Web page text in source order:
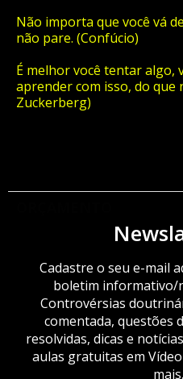
Não importa que você vá
não pare. (Confúcio)
É melhor você tentar algo,
aprender com isso, do que
Zuckerberg)
Cadastre o seu e-mail
boletim informativo/
Controvérsias
comentada, questões
resolvidas, dicas e
aulas gratuitas em
mais.